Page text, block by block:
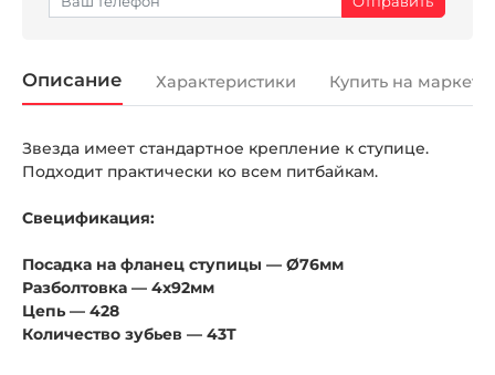
Описание Характеристики Купить на
Звезда имеет стандартное крепление к ступице.
Подходит практически ко всем питбайкам.
Свецификация:
Посадка на фланец ступицы — Ø76мм
Разболтовка — 4x92мм
Цепь — 428
Количество зубьев — 43T